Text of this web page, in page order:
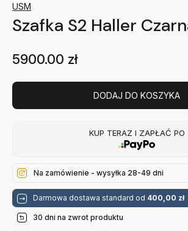
USM
Szafka S2 Haller
5900.00 zł
DODAJ DO KOSZYKA
KUP TERAZ I ZAPŁAĆ PO
Na zamówienie - wysyłka 28-49 dni
Darmowa dostawa standard od 400,00 zł
30 dni na zwrot produktu